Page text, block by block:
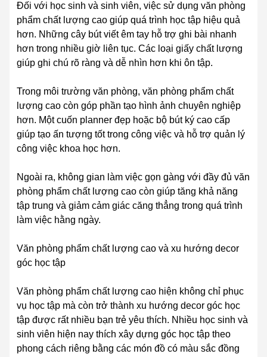
Đối với học sinh và sinh viên, việc sử dụng văn phòng
phẩm chất lượng cao giúp quá trình học tập hiệu quả
hơn. Những cây bút viết êm tay hỗ trợ ghi bài nhanh
hơn trong nhiều giờ liên tục. Các loại giấy chất lượng
giúp ghi chú rõ ràng và dễ nhìn hơn khi ôn tập.
Trong môi trường văn phòng, văn phòng phẩm chất
lượng cao còn góp phần tạo hình ảnh chuyên nghiệp
hơn. Một cuốn planner đẹp hoặc bộ bút ký cao cấp
giúp tạo ấn tượng tốt trong công việc và hỗ trợ quản lý
công việc khoa học hơn.
Ngoài ra, không gian làm việc gọn gàng với đầy đủ văn
phòng phẩm chất lượng cao còn giúp tăng khả năng
tập trung và giảm cảm giác căng thẳng trong quá trình
làm việc hằng ngày.
Văn phòng phẩm chất lượng cao và xu hướng decor
góc học tập
Văn phòng phẩm chất lượng cao hiện không chỉ phục
vụ học tập mà còn trở thành xu hướng decor góc học
tập được rất nhiều bạn trẻ yêu thích. Nhiều học sinh và
sinh viên hiện nay thích xây dựng góc học tập theo
phong cách riêng bằng các món đồ có màu sắc đồng